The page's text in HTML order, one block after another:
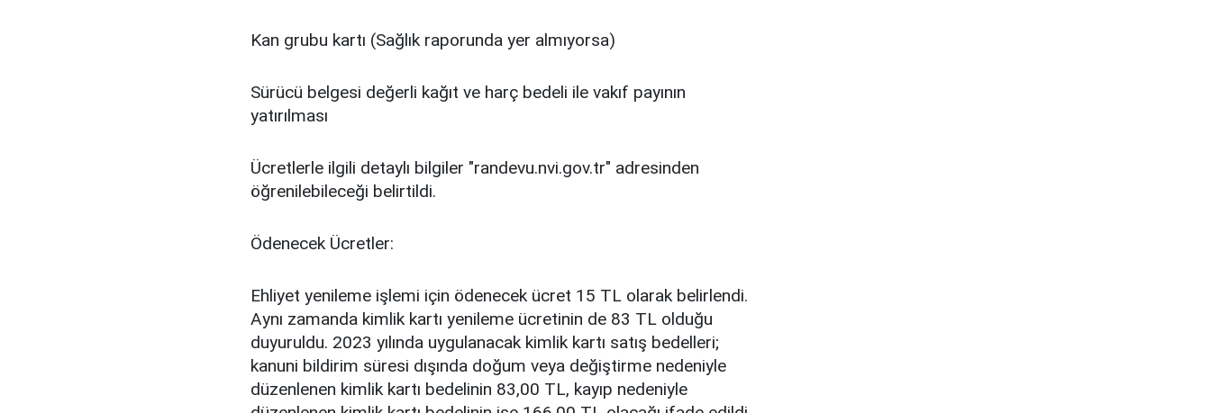
Kan grubu kartı (Sağlık raporunda yer almıyorsa)
Sürücü belgesi değerli kağıt ve harç bedeli ile vakıf payının
yatırılması
Ücretlerle ilgili detaylı bilgiler "randevu.nvi.gov.tr" adresinden
öğrenilebileceği belirtildi.
Ödenecek Ücretler:
Ehliyet yenileme işlemi için ödenecek ücret 15 TL olarak belirlendi.
Aynı zamanda kimlik kartı yenileme ücretinin de 83 TL olduğu
duyuruldu. 2023 yılında uygulanacak kimlik kartı satış bedelleri;
kanuni bildirim süresi dışında doğum veya değiştirme nedeniyle
düzenlenen kimlik kartı bedelinin 83,00 TL, kayıp nedeniyle